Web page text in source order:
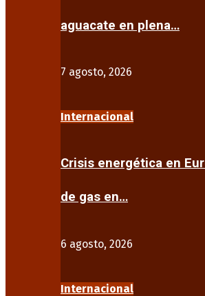
aguacate en plena…
7 agosto, 2026
Internacional
Crisis energética en
de gas en…
6 agosto, 2026
Internacional